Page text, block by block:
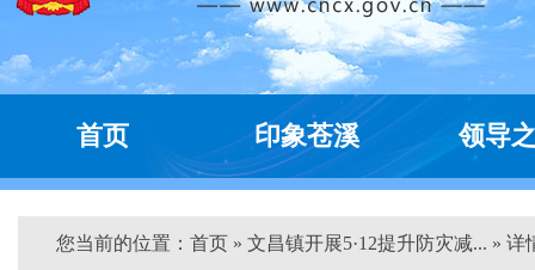
首页 印象苍溪 领导
您当前的位置： 首页 » 文昌镇开展5·12提升防灾减... » 详